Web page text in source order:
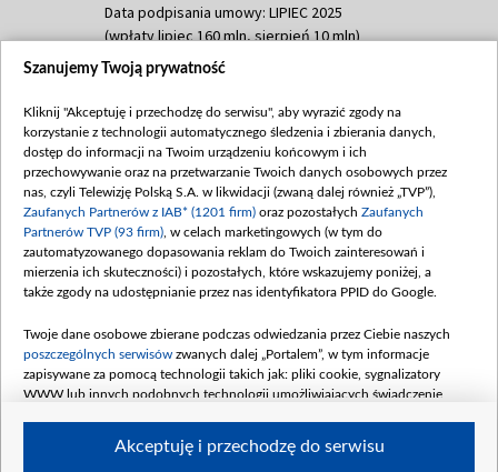
Data podpisania umowy: LIPIEC 2025
(wpłaty lipiec 160 mln, sierpień 10 mln)
Dofinansowanie 60 000 000,00 PLN
(wpłata wrzesień 60 mln)
Dofinansowanie 635 783 051,21 PLN
Data podpisania umowy: WRZESIEŃ 2025
(wpłata wrzesień 100 mln, październik 350
mln, listopad 265 mln)
Dofinansowanie 48 862 000,00 PLN
Data podpisania umowy: GRUDZIEŃ 2025
Dofinansowanie 900 000 000,00 PLN
Data podpisania umowy: LUTY 2026 (wpłata
26 lutego 80 mln, 4 marca 370 mln,8
czerwca 90 mln)
Szanujemy Twoją prywatność
Kliknij "Akceptuję i przechodzę do serwisu", aby wyrazić zgody na
korzystanie z technologii automatycznego śledzenia i zbierania danych,
dostęp do informacji na Twoim urządzeniu końcowym i ich
przechowywanie oraz na przetwarzanie Twoich danych osobowych przez
nas, czyli Telewizję Polską S.A. w likwidacji (zwaną dalej również „TVP”),
Zaufanych Partnerów z IAB* (1201 firm) oraz pozostałych Zaufanych
Partnerów TVP (93 firm) , w celach marketingowych (w tym do
zautomatyzowanego dopasowania reklam do Twoich zainteresowań i
mierzenia ich skuteczności) i pozostałych, które wskazujemy poniżej, a
także zgody na udostępnianie przez nas identyfikatora PPID do Google.
Twoje dane osobowe zbierane podczas odwiedzania przez Ciebie naszych
poszczególnych serwisów zwanych dalej „Portalem”, w tym informacje
zapisywane za pomocą technologii takich jak: pliki cookie, sygnalizatory
WWW lub innych podobnych technologii umożliwiających świadczenie
Akceptuję i przechodzę do serwisu